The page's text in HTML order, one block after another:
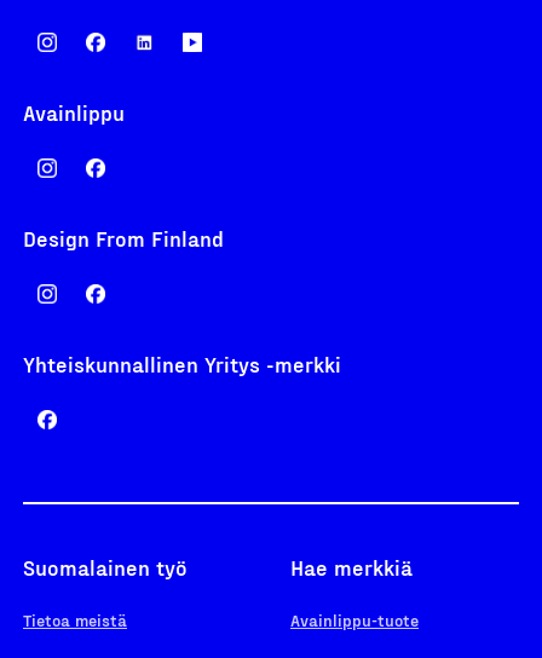
Avainlippu
Design From Finland
Yhteiskunnallinen Yritys -merkki
Suomalainen työ
Tietoa meistä
Hae merkkiä
Avainlippu-tuote